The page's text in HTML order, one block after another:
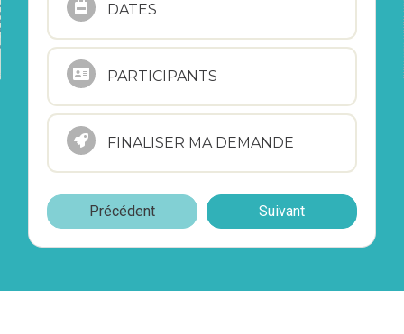
DATES
PARTICIPANTS
FINALISER MA DEMANDE
Précédent Suivant